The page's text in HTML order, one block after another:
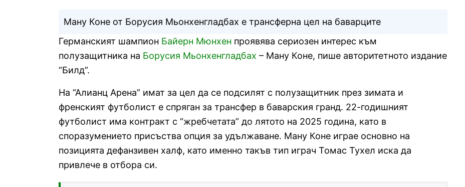
Ману Коне от Борусия Мьонхенгладбах е трансферна цел на баварците
Германският шампион Байерн Мюнхен проявява сериозен интерес към
полузащитника на Борусия Мьонхенгладбах – Ману Коне, пише авторитетното издание
“Билд”.
На “Алианц Арена” имат за цел да се подсилят с полузащитник през зимата и
френският футболист е спряган за трансфер в баварския гранд. 22-годишният
футболист има контракт с “жребчетата” до лятото на 2025 година, като в
споразумението присъства опция за удължаване. Ману Коне играе основно на
позицията дефанзивен халф, като именно такъв тип играч Томас Тухел иска да
привлече в отбора си.